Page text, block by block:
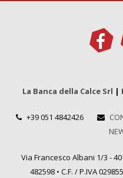
La Banca della Calce Srl |
+39 051 4842426
Via Francesco Albani 1/3 -
482598 • C.F. / P.IVA